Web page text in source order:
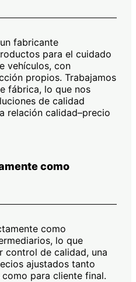
fabricante
para el cuidado
vehículos, con
propios. Trabajamos
fábrica, lo que nos
de calidad
relación calidad–precio
como
como
lo que
control de calidad, una
ajustados tanto
para cliente final.